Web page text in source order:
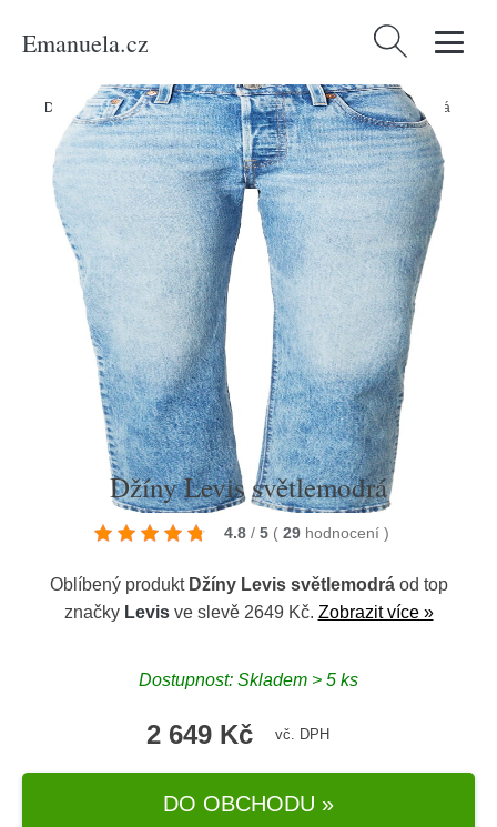
Emanuela.cz Vyhledávání
Domů/Produkty/Ženy/Oblečení/Džíny/Džíny Levis světlemodrá
Džíny Levis světlemodrá
4.8 / 5 ( 29 hodnocení )
Oblíbený produkt Džíny Levis světlemodráod top
značky Levisve slevě 2649 Kč. Zobrazit více »
Dostupnost: Skladem > 5 ks
2 649 Kč vč. DPH
DO OBCHODU »